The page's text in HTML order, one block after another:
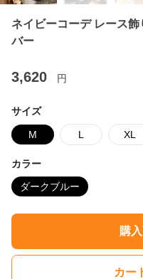
ネイビーコーデ レース
バー
3,620 円
サイズ
M L XL
カラー
ダークブルー
購
カー